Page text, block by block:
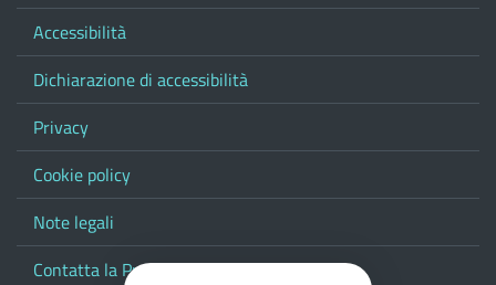
Accessibilità
Dichiarazione di accessibilità
Privacy
Cookie policy
Note legali
Contatta la Provincia